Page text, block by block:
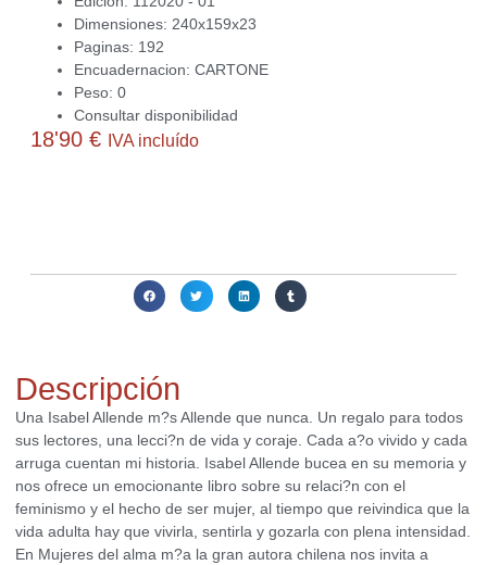
Dimensiones: 240x159x23
Paginas: 192
Encuadernacion: CARTONE
Peso: 0
Consultar disponibilidad
18'90 € IVA incluído
Descripción
Una Isabel Allende m?s Allende que nunca. Un regalo para todos
sus lectores, una lecci?n de vida y coraje. Cada a?o vivido y cada
arruga cuentan mi historia. Isabel Allende bucea en su memoria y
nos ofrece un emocionante libro sobre su relaci?n con el
feminismo y el hecho de ser mujer, al tiempo que reivindica que la
vida adulta hay que vivirla, sentirla y gozarla con plena intensidad.
En Mujeres del alma m?a la gran autora chilena nos invita a